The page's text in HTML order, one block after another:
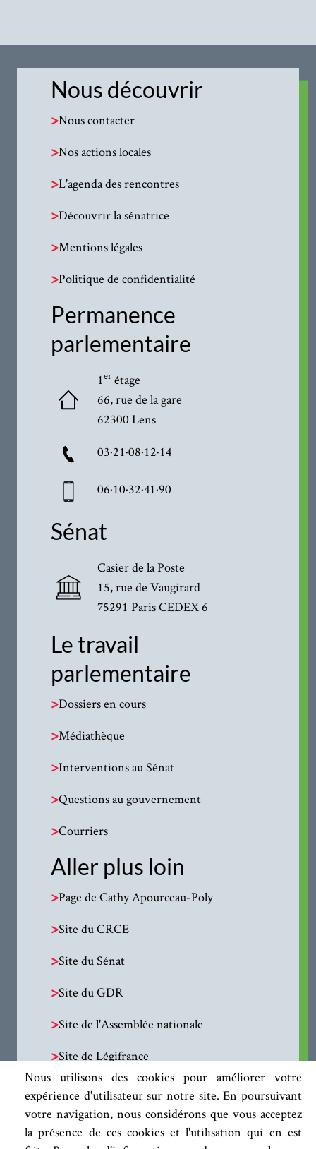
Nous utilisons des cookies pour améliorer votre
expérience d'utilisateur sur notre site. En poursuivant
votre navigation, nous considérons que vous acceptez
la présence de ces cookies et l'utilisation qui en est
Nous découvrir
>Nous contacter
>Nos actions locales
>L'agenda des rencontres
>Découvrir la sénatrice
>Mentions légales
>Politique de confidentialité
Permanence
parlementaire
1erétage
66, rue de la gare
62300 Lens
03·21·08·12·14
06·10·32·41·90
Sénat
Casier de la Poste
15, rue de Vaugirard
75291 Paris CEDEX 6
Le travail
parlementaire
>Dossiers en cours
>Médiathèque
>Interventions au Sénat
>Questions au gouvernement
>Courriers
Aller plus loin
>Page de Cathy Apourceau-Poly
>Site du CRCE
>Site du Sénat
>Site du GDR
>Site de l'Assemblée nationale
>Site de Légifrance